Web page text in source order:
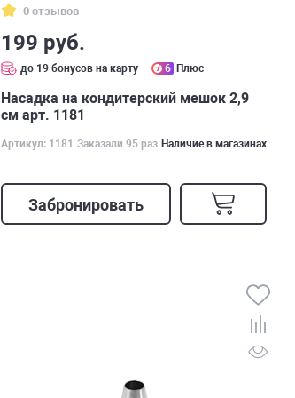
0 отзывов
199 руб.
до 19 бонусов на карту 6 Плюс
Насадка на кондитерский мешок 2,9
см арт. 1181
Артикул: 1181 Заказали 95 раз Наличие в магазинах
Забронировать